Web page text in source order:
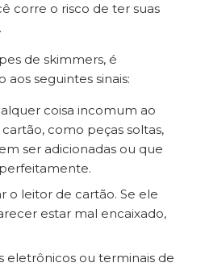
corre o risco de ter suas
de skimmers, é
seguintes sinais:
coisa incomum ao
como peças soltas,
ser adicionadas ou que
o leitor de cartão. Se ele
estar mal encaixado,
eletrônicos ou terminais de